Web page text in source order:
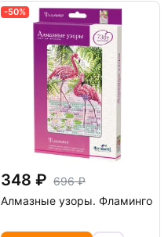
-50%
348
696
Алмазные узоры. Фламинго